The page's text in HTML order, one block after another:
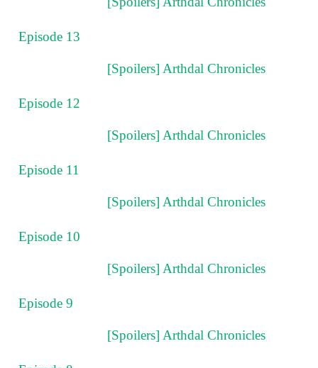
Episode 13
[Spoilers] Arthdal Chronicles
Episode 12
[Spoilers] Arthdal Chronicles
Episode 11
[Spoilers] Arthdal Chronicles
Episode 10
[Spoilers] Arthdal Chronicles
Episode 9
[Spoilers] Arthdal Chronicles